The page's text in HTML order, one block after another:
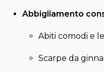
Abbigliamento
Abiti comodi e
Scarpe da